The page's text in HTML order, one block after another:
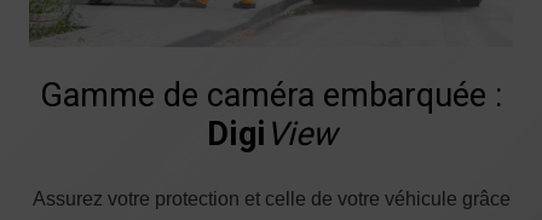
Gamme de caméra embarquée :
Digi View
Assurez votre protection et celle de votre véhicule grâce